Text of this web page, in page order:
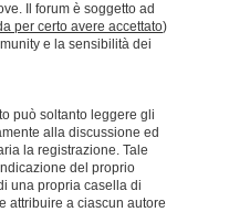
Il forum è soggetto ad
per certo avere accettato)
e la sensibilità dei
può soltanto leggere gli
alla discussione ed
la registrazione. Tale
del proprio
una propria casella di
attribuire a ciascun autore